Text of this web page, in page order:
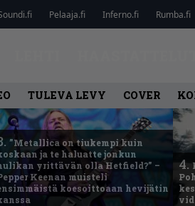
Pelaaja.fi Inferno.fi Rumba.fi
TULEVA LEVY COVER
”Metallica on tiukempi kuin
ja te haluatte jonkun
yrittävän olla Hetfield?” –
Keenan muisteli
koesoittoaan hevijätin
4.